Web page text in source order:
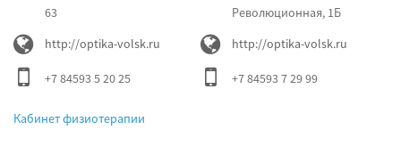
63
http://optika-volsk.ru
+7 84593 5 20 25
Революционная, 1Б
http://optika-volsk.ru
+7 84593 7 29 99
Кабинет физиотерапии